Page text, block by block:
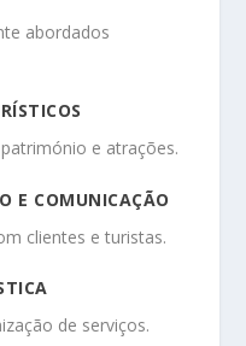
abordados
e atrações.
E COMUNICAÇÃO
clientes e turistas.
de serviços.